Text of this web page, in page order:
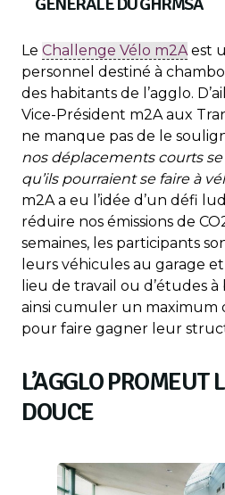
Le Challenge Vélo m2A est
personnel destiné à
des habitants de l’agglo.
Vice-Président m2A aux
ne manque pas de le
nos déplacements courts
qu’ils pourraient se faire à
m2A a eu l’idée d’un défi
réduire nos émissions de
semaines, les participants
leurs véhicules au garage
lieu de travail ou d’études
ainsi cumuler un maximum
pour faire gagner leur
L’AGGLO PROMEUT
DOUCE